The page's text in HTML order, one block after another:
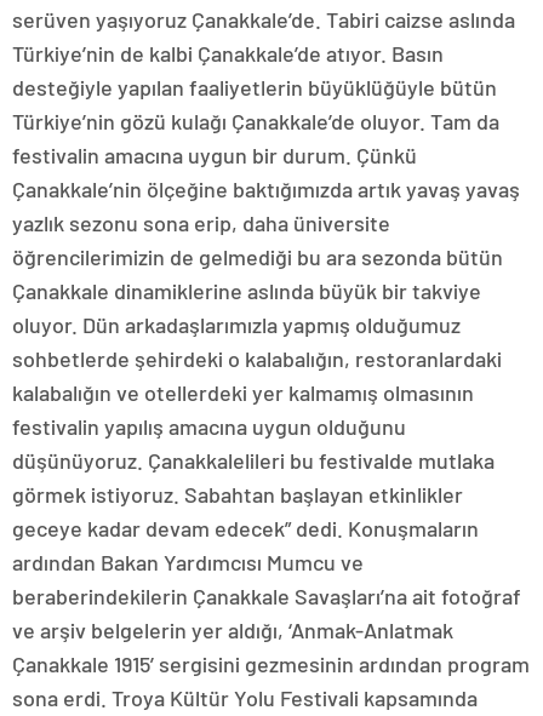
serüven yaşıyoruz Çanakkale’de. Tabiri caizse aslında
Türkiye’nin de kalbi Çanakkale’de atıyor. Basın
desteğiyle yapılan faaliyetlerin büyüklüğüyle bütün
Türkiye’nin gözü kulağı Çanakkale’de oluyor. Tam da
festivalin amacına uygun bir durum. Çünkü
Çanakkale’nin ölçeğine baktığımızda artık yavaş yavaş
yazlık sezonu sona erip, daha üniversite
öğrencilerimizin de gelmediği bu ara sezonda bütün
Çanakkale dinamiklerine aslında büyük bir takviye
oluyor. Dün arkadaşlarımızla yapmış olduğumuz
sohbetlerde şehirdeki o kalabalığın, restoranlardaki
kalabalığın ve otellerdeki yer kalmamış olmasının
festivalin yapılış amacına uygun olduğunu
düşünüyoruz. Çanakkalelileri bu festivalde mutlaka
görmek istiyoruz. Sabahtan başlayan etkinlikler
geceye kadar devam edecek” dedi. Konuşmaların
ardından Bakan Yardımcısı Mumcu ve
beraberindekilerin Çanakkale Savaşları’na ait fotoğraf
ve arşiv belgelerin yer aldığı, ‘Anmak-Anlatmak
Çanakkale 1915’ sergisini gezmesinin ardından program
sona erdi. Troya Kültür Yolu Festivali kapsamında